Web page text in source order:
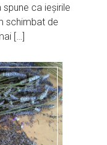
ca ieșirile
schimbat de
[…]